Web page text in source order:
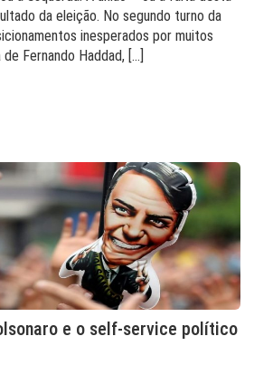
da eleição. No segundo turno da
inesperados por muitos
Fernando Haddad, […]
e o self-service político